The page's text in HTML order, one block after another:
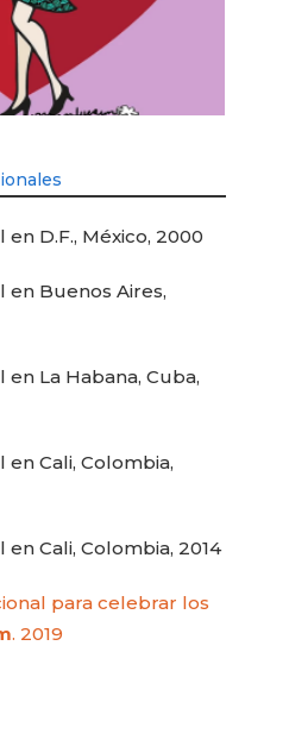
D.F., México, 2000
en Buenos Aires,
La Habana, Cuba,
Cali, Colombia,
Cali, Colombia, 2014
para celebrar los
. 2019